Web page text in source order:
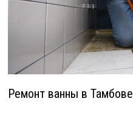
Ремонт ванны в Тамбове